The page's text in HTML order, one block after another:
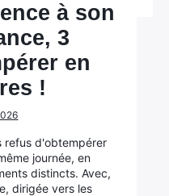
à son
3
en
!
refus d'obtempérer
journée, en
distincts. Avec,
dirigée vers les